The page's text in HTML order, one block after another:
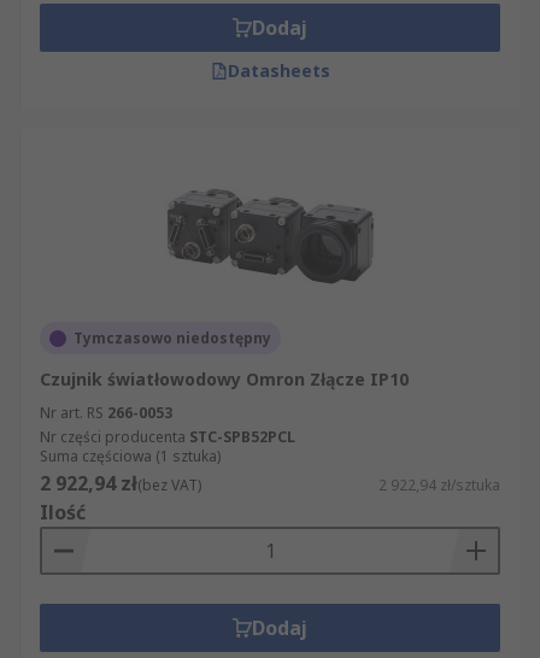
Dodaj
Datasheets
Tymczasowo niedostępny
Czujnik światłowodowy Omron Złącze IP10
Nr art. RS 266-0053
Nr części producenta STC-SPB52PCL
Suma częściowa (1 sztuka)
2 922,94 zł(bez VAT) 2 922,94 zł/sztuka
Ilość
Dodaj